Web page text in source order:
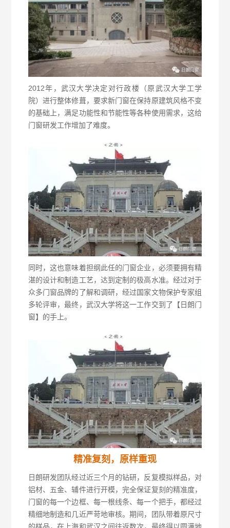
2012年，武汉大学决定对行政楼（原武汉大学工学
院）进行整体修葺，要求新门窗在保持原建筑风格不变
的基础上，满足功能性和节能性等各种使用需求，这给
门窗研发工作增加了难度。
同时，这也意味着担纲此任的门窗企业，必须要拥有精
湛的设计和制造工艺，达到定制的极高水准。经过对于
众多门窗品牌的了解和调研，经过国家文物保护专家组
多轮评审，最终，武汉大学将这一工作交到了【日朗门
窗】的手上。
精准复刻，原样重现
日朗研发团队经过近三个月的钻研，反复模拟样品，对
铝材、五金、辅件进行开模，完全保证复刻的精准度，
门窗的每一个边框、每一根线条、每一个把手，都经过
精细地制造和几近严苛地审核。期间，团队带着原尺寸